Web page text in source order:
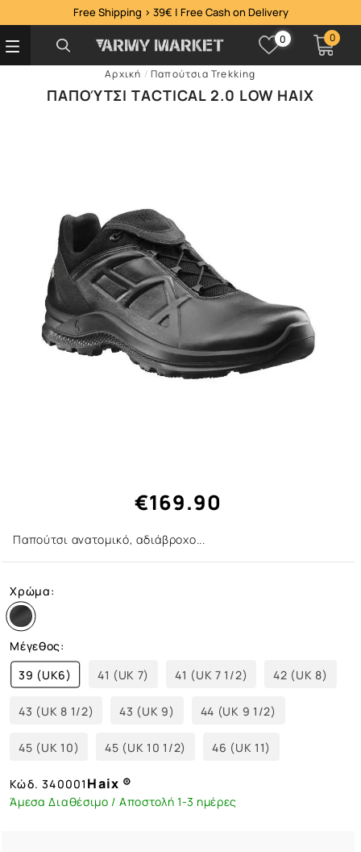
Free Shipping > 39€ | Free Cash on Delivery
0 0
Αρχική /Παπούτσια Trekking
ΠΑΠΟΎΤΣΙ TACTICAL 2.0 LOW HAIX
€169.90
Παπούτσι ανατομικό, αδιάβροχο...
Χρώμα:
Μέγεθος:
39 (UK6)
41 (UK 7) 41 (UK 7 1/2) 42 (UK 8)
43 (UK 8 1/2) 43 (UK 9) 44 (UK 9 1/2)
45 (UK 10) 45 (UK 10 1/2) 46 (UK 11)
Κώδ.340001 Haix ®
Άμεσα Διαθέσιμο / Αποστολή 1-3 ημέρες